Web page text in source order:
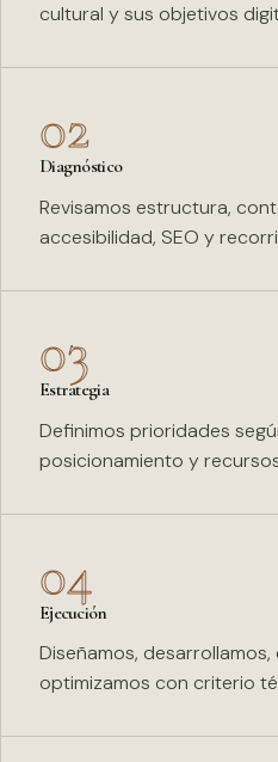
cultural y sus objetivos
02
Diagnóstico
Revisamos estructura,
accesibilidad, SEO y
03
Estrategia
Definimos prioridades
posicionamiento y
04
Ejecución
Diseñamos,
optimizamos con criterio